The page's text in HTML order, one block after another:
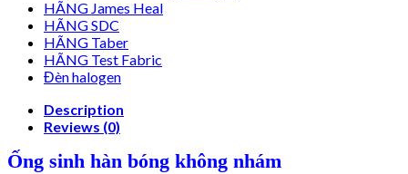
HÃNG James Heal
HÃNG SDC
HÃNG Taber
HÃNG Test Fabric
Đèn halogen
Description
Reviews (0)
Ống sinh hàn bóng không nhám